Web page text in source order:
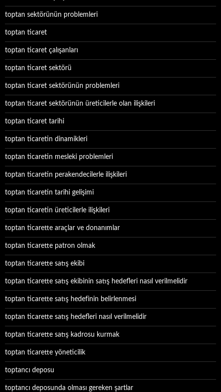
toptan sektörünün problemleri
toptan ticaret
toptan ticaret çalışanları
toptan ticaret sektörü
toptan ticaret sektörünün problemleri
toptan ticaret sektörünün üreticilerle olan ilişkileri
toptan ticaret tarihi
toptan ticaretin dinamikleri
toptan ticaretin mesleki problemleri
toptan ticaretin perakendecilerle ilişkileri
toptan ticaretin tarihi gelişimi
toptan ticaretin üreticilerle ilişkileri
toptan ticarette araçlar ve donanımlar
toptan ticarette patron olmak
toptan ticarette satış ekibi
toptan ticarette satış ekibinin satış hedefleri nasıl verilmelidir
toptan ticarette satış hedefinin belirlenmesi
toptan ticarette satış hedefleri nasıl verilmelidir
toptan ticarette satış kadrosu kurmak
toptan ticarette yöneticilik
toptancı deposu
toptancı deposunda olması gereken şartlar